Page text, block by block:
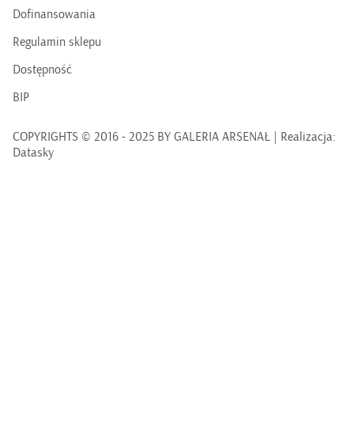
Dofinansowania
Regulamin sklepu
Dostępność
BIP
COPYRIGHTS © 2016 - 2025 BY GALERIA ARSENAŁ | Realizacja:
Datasky